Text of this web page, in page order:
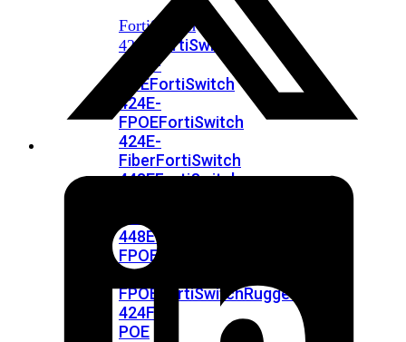
FortiSwitch
424E
FortiSwitch
424E-
POEFortiSwitch
424E-
FPOEFortiSwitch
424E-
FiberFortiSwitch
448EFortiSwitch
448E-
FPOE
M426E-
FPOE
FortiSwitchRugged
424F-
POE